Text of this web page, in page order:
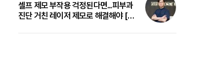
셀프 제모 부작용 걱정된다면...피부과
진단 거친 레이저 제모로 해결해야 [변